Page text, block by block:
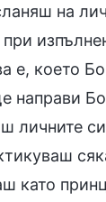
на
е, което
направи
личните
като